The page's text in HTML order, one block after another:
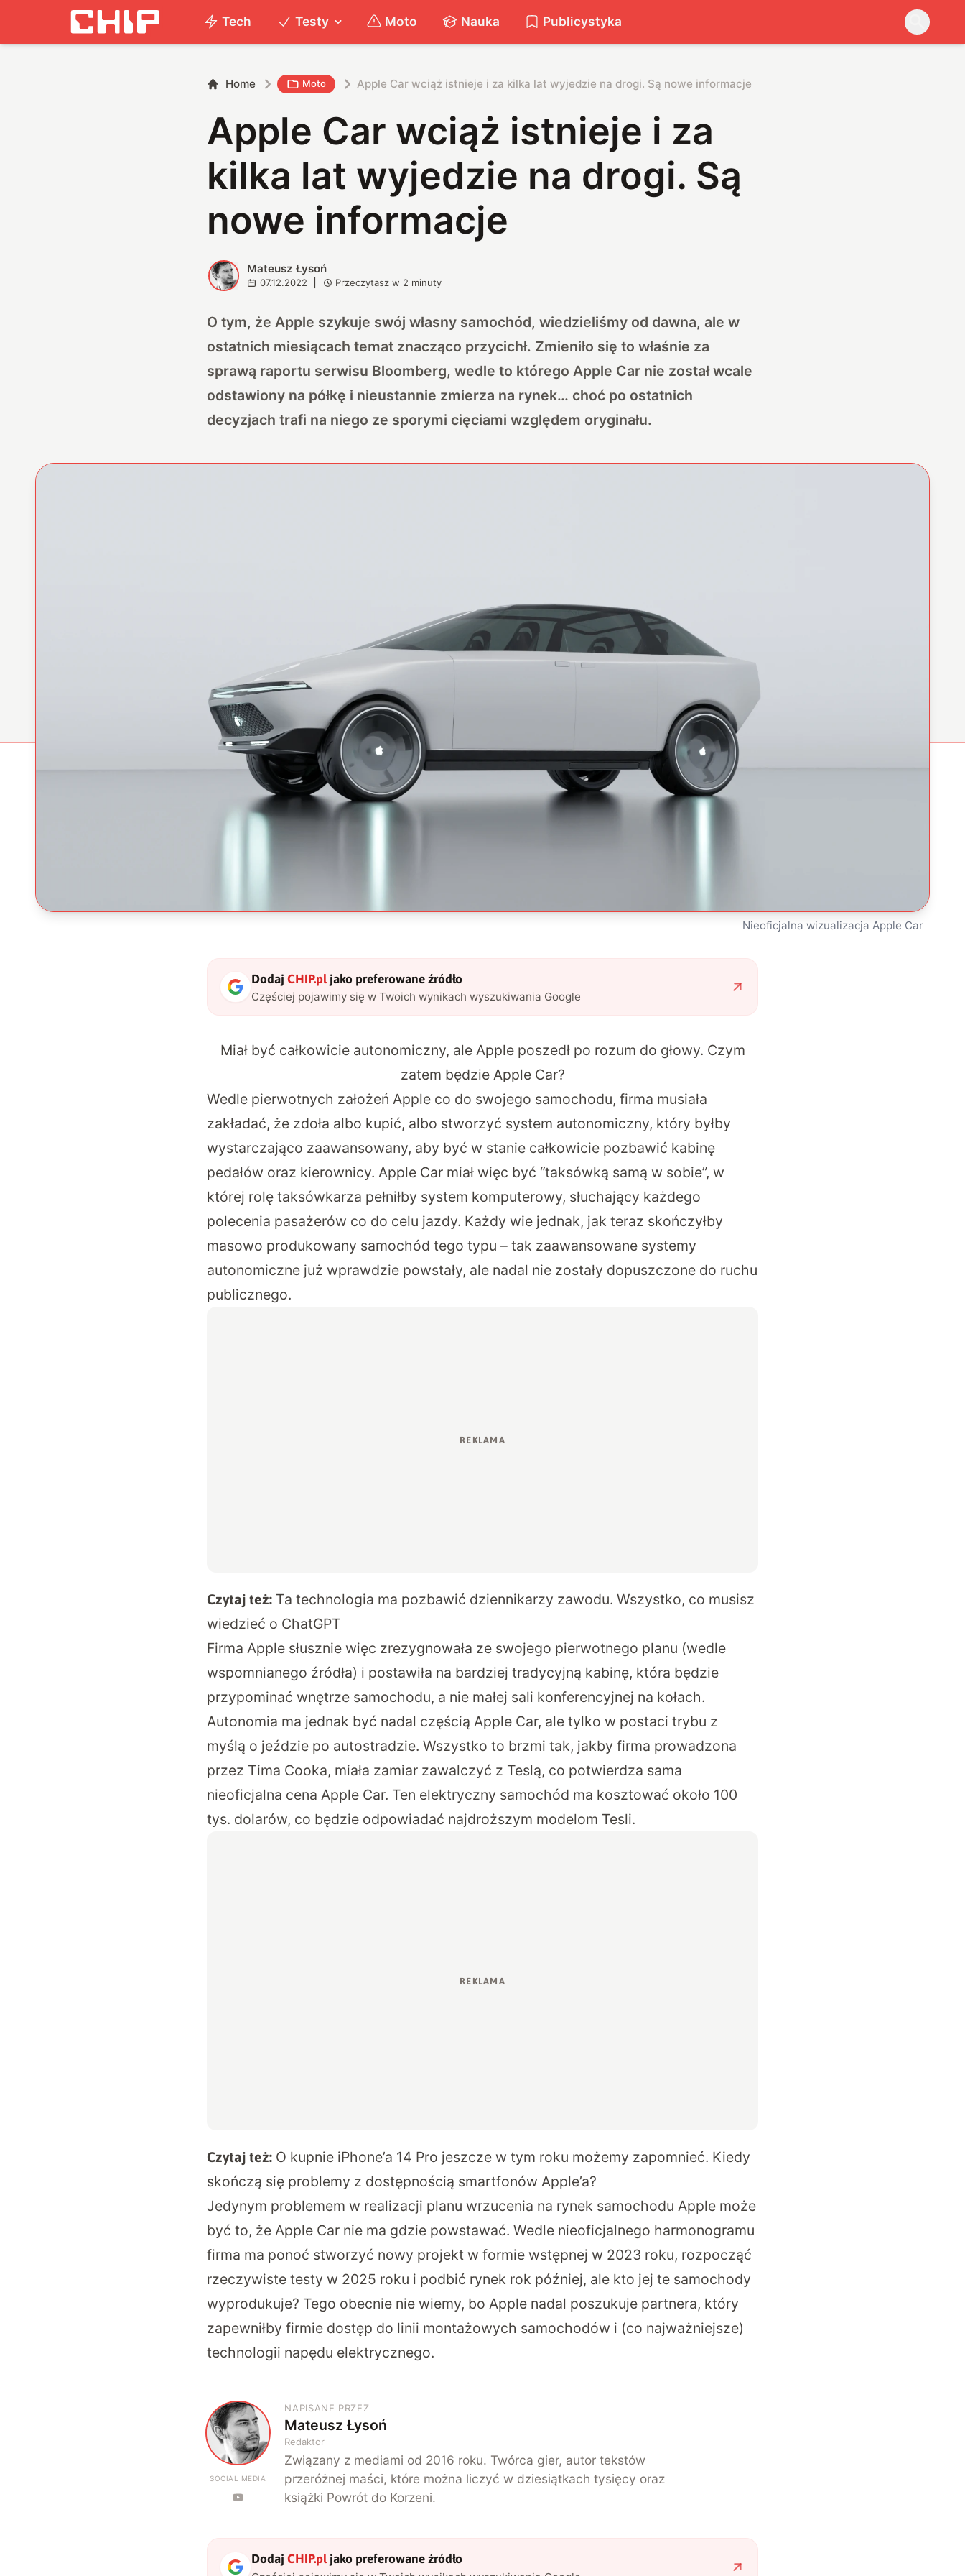
Tech Testy Moto Nauka Publicystyka
Home Moto Apple Car wciąż istnieje i za kilka lat wyjedzie na drogi. Są nowe informacje
Apple Car wciąż istnieje i za
kilka lat wyjedzie na drogi. Są
nowe informacje
M Mateusz Łysoń
07.12.2022 Przeczytasz w 2 minuty
O tym, że Apple szykuje swój własny samochód, wiedzieliśmy od dawna, ale w
ostatnich miesiącach temat znacząco przycichł. Zmieniło się to właśnie za
sprawą raportu serwisu Bloomberg, wedle to którego Apple Car nie został wcale
odstawiony na półkę i nieustannie zmierza na rynek… choć po ostatnich
decyzjach trafi na niego ze sporymi cięciami względem oryginału.
Nieoficjalna wizualizacja Apple Car
Dodaj CHIP.pljako preferowane źródło
Częściej pojawimy się w Twoich wynikach wyszukiwania Google
Miał być całkowicie autonomiczny, ale Apple poszedł po rozum do głowy. Czym
zatem będzie Apple Car?
Wedle pierwotnych założeń Apple co do swojego samochodu, firma musiała
zakładać, że zdoła albo kupić, albo stworzyć system autonomiczny, który byłby
wystarczająco zaawansowany, aby być w stanie całkowicie pozbawić kabinę
pedałów oraz kierownicy. Apple Car miał więc być “taksówką samą w sobie”, w
której rolę taksówkarza pełniłby system komputerowy, słuchający każdego
polecenia pasażerów co do celu jazdy. Każdy wie jednak, jak teraz skończyłby
masowo produkowany samochód tego typu – tak zaawansowane systemy
autonomiczne już wprawdzie powstały, ale nadal nie zostały dopuszczone do ruchu
publicznego.
Czytaj też: Ta technologia ma pozbawić dziennikarzy zawodu. Wszystko, co musisz
wiedzieć o ChatGPT
Firma Apple słusznie więc zrezygnowała ze swojego pierwotnego planu (wedle
wspomnianego źródła) i postawiła na bardziej tradycyjną kabinę, która będzie
przypominać wnętrze samochodu, a nie małej sali konferencyjnej na kołach.
Autonomia ma jednak być nadal częścią Apple Car, ale tylko w postaci trybu z
myślą o jeździe po autostradzie. Wszystko to brzmi tak, jakby firma prowadzona
przez Tima Cooka, miała zamiar zawalczyć z Teslą, co potwierdza sama
nieoficjalna cena Apple Car. Ten elektryczny samochód ma kosztować około 100
tys. dolarów, co będzie odpowiadać najdroższym modelom Tesli.
Czytaj też: O kupnie iPhone’a 14 Pro jeszcze w tym roku możemy zapomnieć. Kiedy
skończą się problemy z dostępnością smartfonów Apple’a?
Jedynym problemem w realizacji planu wrzucenia na rynek samochodu Apple może
być to, że Apple Car nie ma gdzie powstawać. Wedle nieoficjalnego harmonogramu
firma ma ponoć stworzyć nowy projekt w formie wstępnej w 2023 roku, rozpocząć
rzeczywiste testy w 2025 roku i podbić rynek rok później, ale kto jej te samochody
wyprodukuje? Tego obecnie nie wiemy, bo Apple nadal poszukuje partnera, który
zapewniłby firmie dostęp do linii montażowych samochodów i (co najważniejsze)
technologii napędu elektrycznego.
M
SOCIAL MEDIA
NAPISANE PRZEZ
Mateusz Łysoń
Redaktor
Związany z mediami od 2016 roku. Twórca gier, autor tekstów
przeróżnej maści, które można liczyć w dziesiątkach tysięcy oraz
książki Powrót do Korzeni.
Dodaj CHIP.pljako preferowane źródło